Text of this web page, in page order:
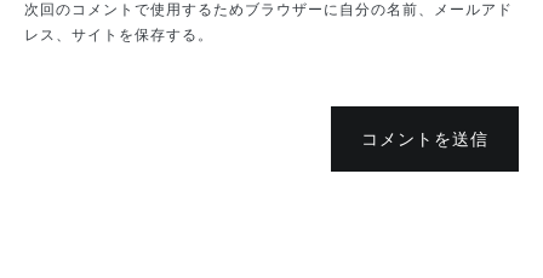
次回のコメントで使用するためブラウザーに自分の名前、メールアド
レス、サイトを保存する。
コメントを送信